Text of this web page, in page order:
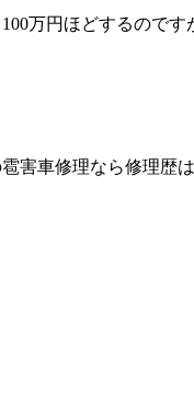
万円ほどするのです
害車修理なら修理歴は